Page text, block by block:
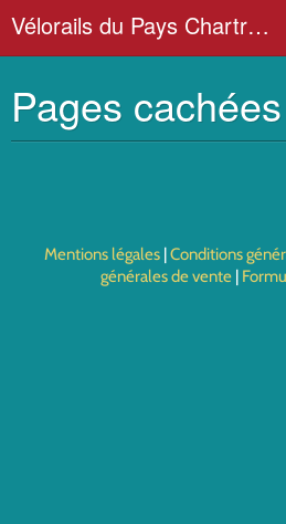
Vélorails du Pays Chartrain
Album photo
Pages cachées
Mentions légales Conditions
générales de vente